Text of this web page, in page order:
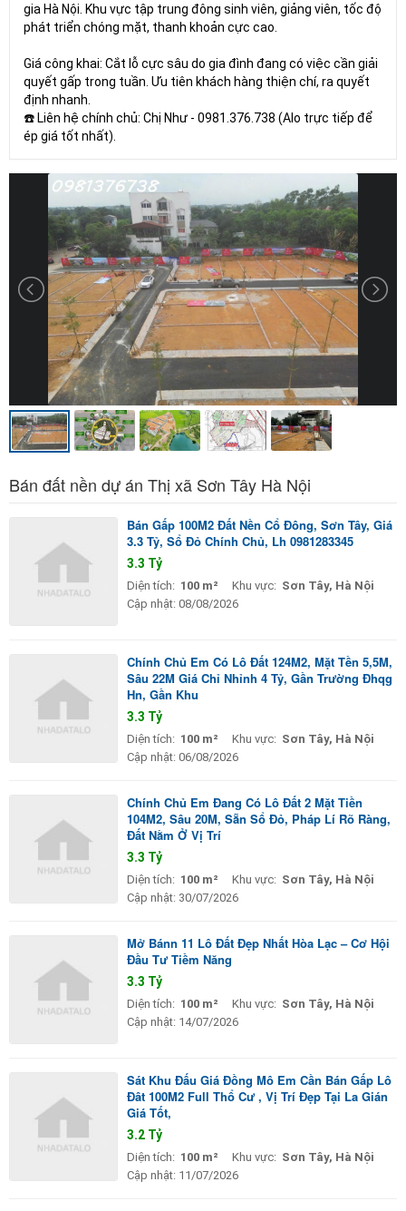
gia Hà Nội. Khu vực tập trung đông sinh viên, giảng viên, tốc độ
phát triển chóng mặt, thanh khoản cực cao.
Giá công khai: Cắt lỗ cực sâu do gia đình đang có việc cần giải
quyết gấp trong tuần. Ưu tiên khách hàng thiện chí, ra quyết
định nhanh.
☎️ Liên hệ chính chủ: Chị Như - 0981.376.738 (Alo trực tiếp để
ép giá tốt nhất).
Bán đất nền dự án Thị xã Sơn Tây Hà Nội
Bán Gấp 100M2 Đất Nền Cổ Đông, Sơn Tây, Giá
3.3 Tỷ, Sổ Đỏ Chính Chủ, Lh 0981283345
3.3 Tỷ
Diện tích: 100 m² Khu vực: Sơn Tây, Hà Nội
Cập nhật: 08/08/2026
Chính Chủ Em Có Lô Đất 124M2, Mặt Tền 5,5M,
Sâu 22M Giá Chỉ Nhỉnh 4 Tỷ, Gần Trường Đhqg
Hn, Gần Khu
3.3 Tỷ
Diện tích: 100 m² Khu vực: Sơn Tây, Hà Nội
Cập nhật: 06/08/2026
Chính Chủ Em Đang Có Lô Đất 2 Mặt Tiền
104M2, Sâu 20M, Sẵn Sổ Đỏ, Pháp Lí Rõ Ràng,
Đất Nằm Ở Vị Trí
3.3 Tỷ
Diện tích: 100 m² Khu vực: Sơn Tây, Hà Nội
Cập nhật: 30/07/2026
Mở Bánn 11 Lô Đất Đẹp Nhất Hòa Lạc – Cơ Hội
Đầu Tư Tiềm Năng
3.3 Tỷ
Diện tích: 100 m² Khu vực: Sơn Tây, Hà Nội
Cập nhật: 14/07/2026
Sát Khu Đấu Giá Đồng Mô Em Cần Bán Gấp Lô
Đât 100M2 Full Thổ Cư , Vị Trí Đẹp Tại La Gián
Giá Tốt,
3.2 Tỷ
Diện tích: 100 m² Khu vực: Sơn Tây, Hà Nội
Cập nhật: 11/07/2026